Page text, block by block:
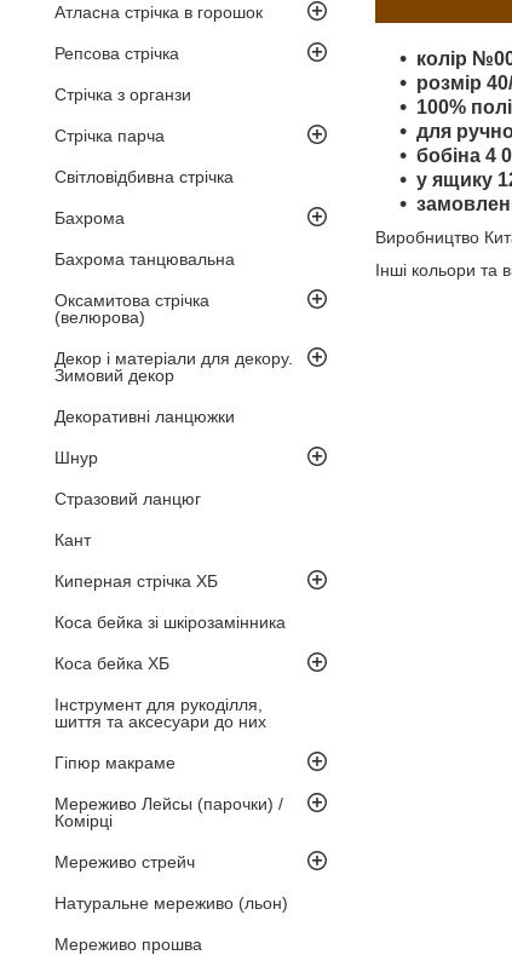
Атласна стрічка в горошок
Репсова стрічка
Стрічка з органзи
Стрічка парча
Світловідбивна стрічка
Бахрома
Бахрома танцювальна
Оксамитова стрічка
(велюрова)
Декор і матеріали для декору.
Зимовий декор
Декоративні ланцюжки
Шнур
Стразовий ланцюг
Кант
Киперная стрічка ХБ
Коса бейка зі шкірозамінника
Коса бейка ХБ
Інструмент для рукоділля,
шиття та аксесуари до них
Гіпюр макраме
Мереживо Лейсы (парочки) /
Комірці
Мереживо стрейч
Натуральне мереживо (льон)
Мереживо прошва
колір
розмір
100%
для
бобіна 4
у ящику
Виробництво
Інші кольори та